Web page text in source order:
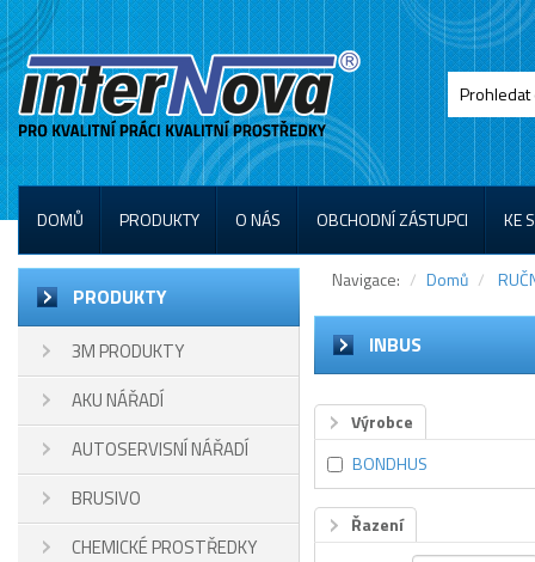
DOMŮ PRODUKTY O NÁS OBCHODNÍ ZÁSTUPCI KE
PRODUKTY
3M PRODUKTY
AKU NÁŘADÍ
AUTOSERVISNÍ NÁŘADÍ
BRUSIVO
CHEMICKÉ PROSTŘEDKY
Navigace: Domů
INBUS
Výrobce
BONDHUS
Řazení